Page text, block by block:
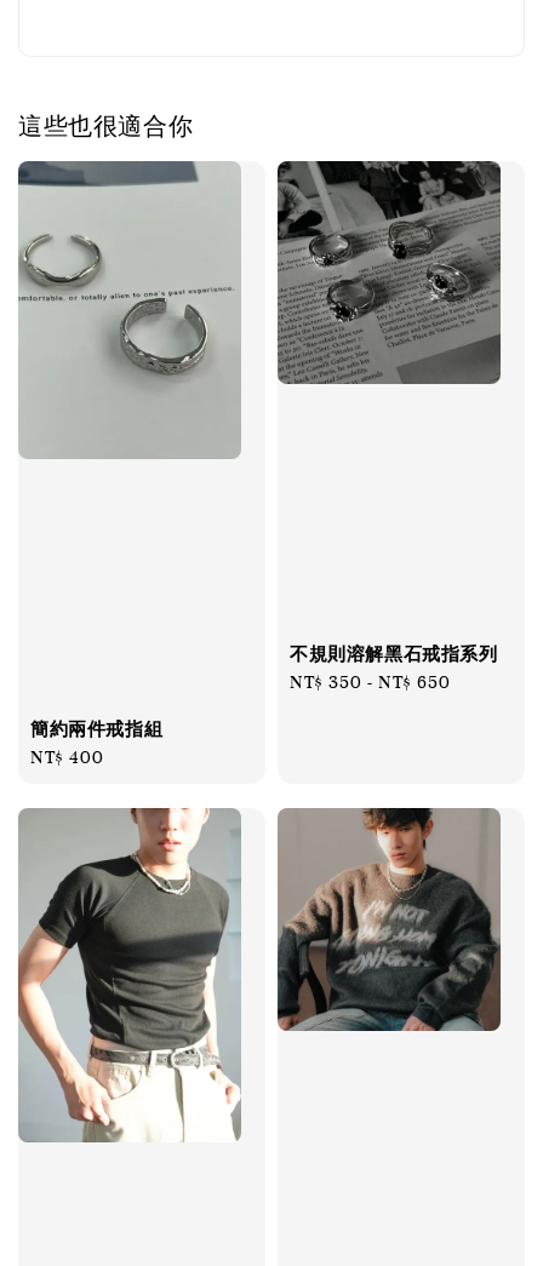
這些也很適合你
簡約兩件戒指組
Regular
NT$ 400
不規則溶解黑石戒指系列
Regular
NT$ 350 -NT$ 650